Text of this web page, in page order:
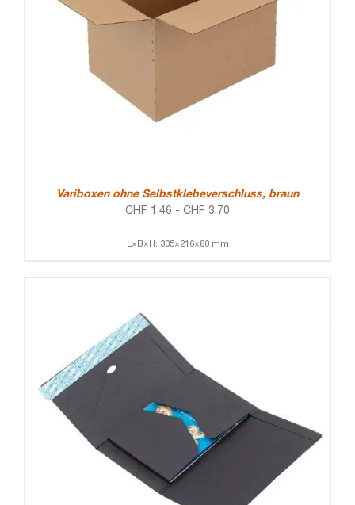
Variboxen ohne Selbstklebeverschluss, braun
CHF 1.46 - CHF 3.70
L×B×H: 305×216×80 mm